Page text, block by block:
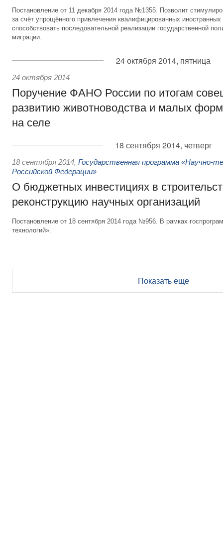
Постановление от 11 декабря 2014 года №1355. Позволит
за счёт упрощённого привлечения квалифицированных иностранных
способствовать последовательной реализации государственной
миграции.
24 октября 2014, пятница
24 октября 2014
Поручение ФАНО России по итогам
развитию животноводства и малых форм
на селе
18 сентября 2014, четверг
18 сентября 2014, Государственная программа «Научно-
Российской Федерации»
О бюджетных инвестициях в
реконструкцию научных организаций
Постановление от 18 сентября 2014 года №956. В рамках
технологий».
Показать еще